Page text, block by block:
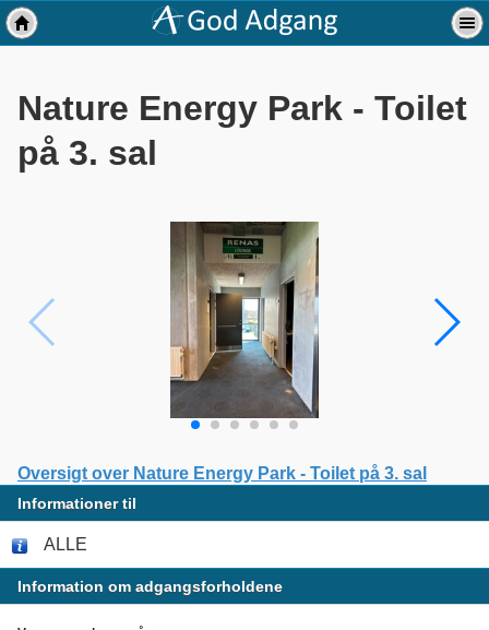
Nature Energy Park - Toilet
på 3. sal
Oversigt over Nature Energy Park - Toilet på 3. sal
Informationer til
ALLE
Information om adgangsforholdene